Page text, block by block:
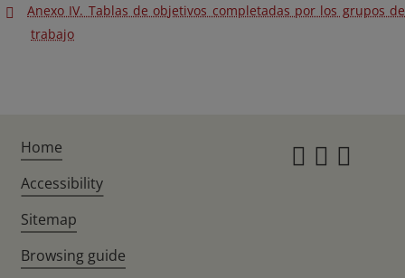
Anexo IV. Tablas de objetivos completadas por los grupos de
trabajo
Home
Accessibility
Sitemap
Browsing guide